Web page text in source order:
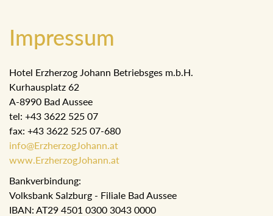
Impressum
Hotel Erzherzog Johann Betriebsges m.b.H.
Kurhausplatz 62
A-8990 Bad Aussee
tel: +43 3622 525 07
fax: +43 3622 525 07-680
info@ErzherzogJohann.at
www.ErzherzogJohann.at
Bankverbindung:
Volksbank Salzburg - Filiale Bad Aussee
IBAN: AT29 4501 0300 3043 0000